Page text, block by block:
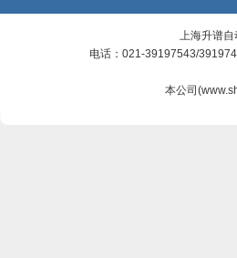
上海升谱
电话：021-39197543/
本公司(